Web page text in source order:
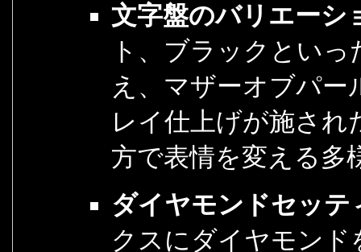
文字盤のバリエーシ
ト、ブラックとい
え、マザーオブパー
レイ仕上げが施さ
方で表情を変える多
ダイヤモンドセッテ
クスにダイヤモン